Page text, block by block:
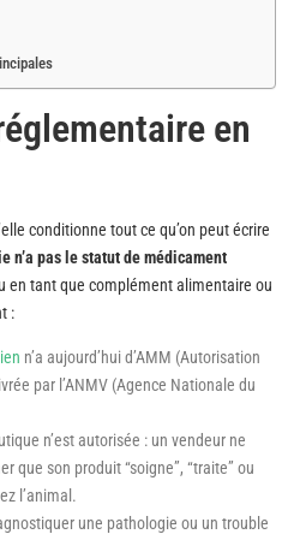
en
conditionne tout ce qu’on peut écrire
n’a pas le statut de médicament
en tant que complément alimentaire ou
:
n’a aujourd’hui d’AMM (Autorisation
par l’ANMV (Agence Nationale du
n’est autorisée : un vendeur ne
que son produit “soigne”, “traite” ou
l’animal.
une pathologie ou un trouble